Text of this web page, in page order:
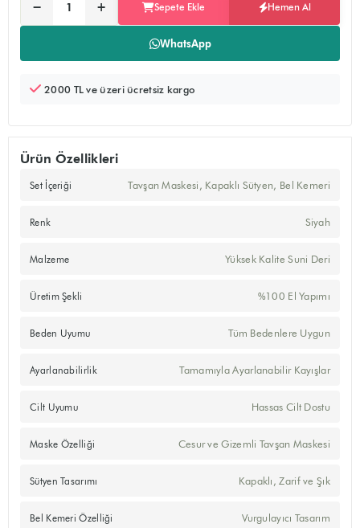
Adet:
− + Sepete Ekle Hemen Al
WhatsApp
2000 TL ve üzeri ücretsiz kargo
Ürün Özellikleri
Set İçeriği Tavşan Maskesi, Kapaklı Sütyen, Bel Kemeri
Renk Siyah
Malzeme Yüksek Kalite Suni Deri
Üretim Şekli %100 El Yapımı
Beden Uyumu Tüm Bedenlere Uygun
Ayarlanabilirlik Tamamıyla Ayarlanabilir Kayışlar
Cilt Uyumu Hassas Cilt Dostu
Maske Özelliği Cesur ve Gizemli Tavşan Maskesi
Sütyen Tasarımı Kapaklı, Zarif ve Şık
Bel Kemeri Özelliği Vurgulayıcı Tasarım